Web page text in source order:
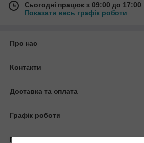
Сьогодні працює з 09:00 до 17:00
Показати весь графік роботи
Про нас
Контакти
Доставка та оплата
Графік роботи
Повна версія сайту